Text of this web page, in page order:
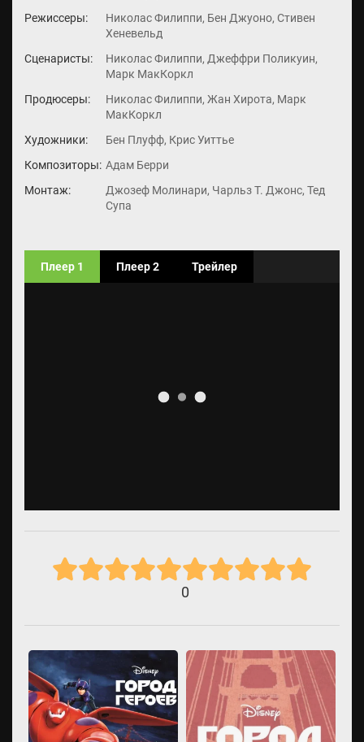
Режиссеры:
Николас Филиппи, Бен Джуоно, Стивен
Хеневельд
Сценаристы:
Николас Филиппи, Джеффри Поликуин,
Марк МакКоркл
Продюсеры:
Николас Филиппи, Жан Хирота, Марк
МакКоркл
Художники:
Бен Плуфф, Крис Уиттье
Композиторы: Адам Берри
Монтаж:
Джозеф Молинари, Чарльз Т. Джонс, Тед
Супа
Плеер 1 Плеер 2 Трейлер
0